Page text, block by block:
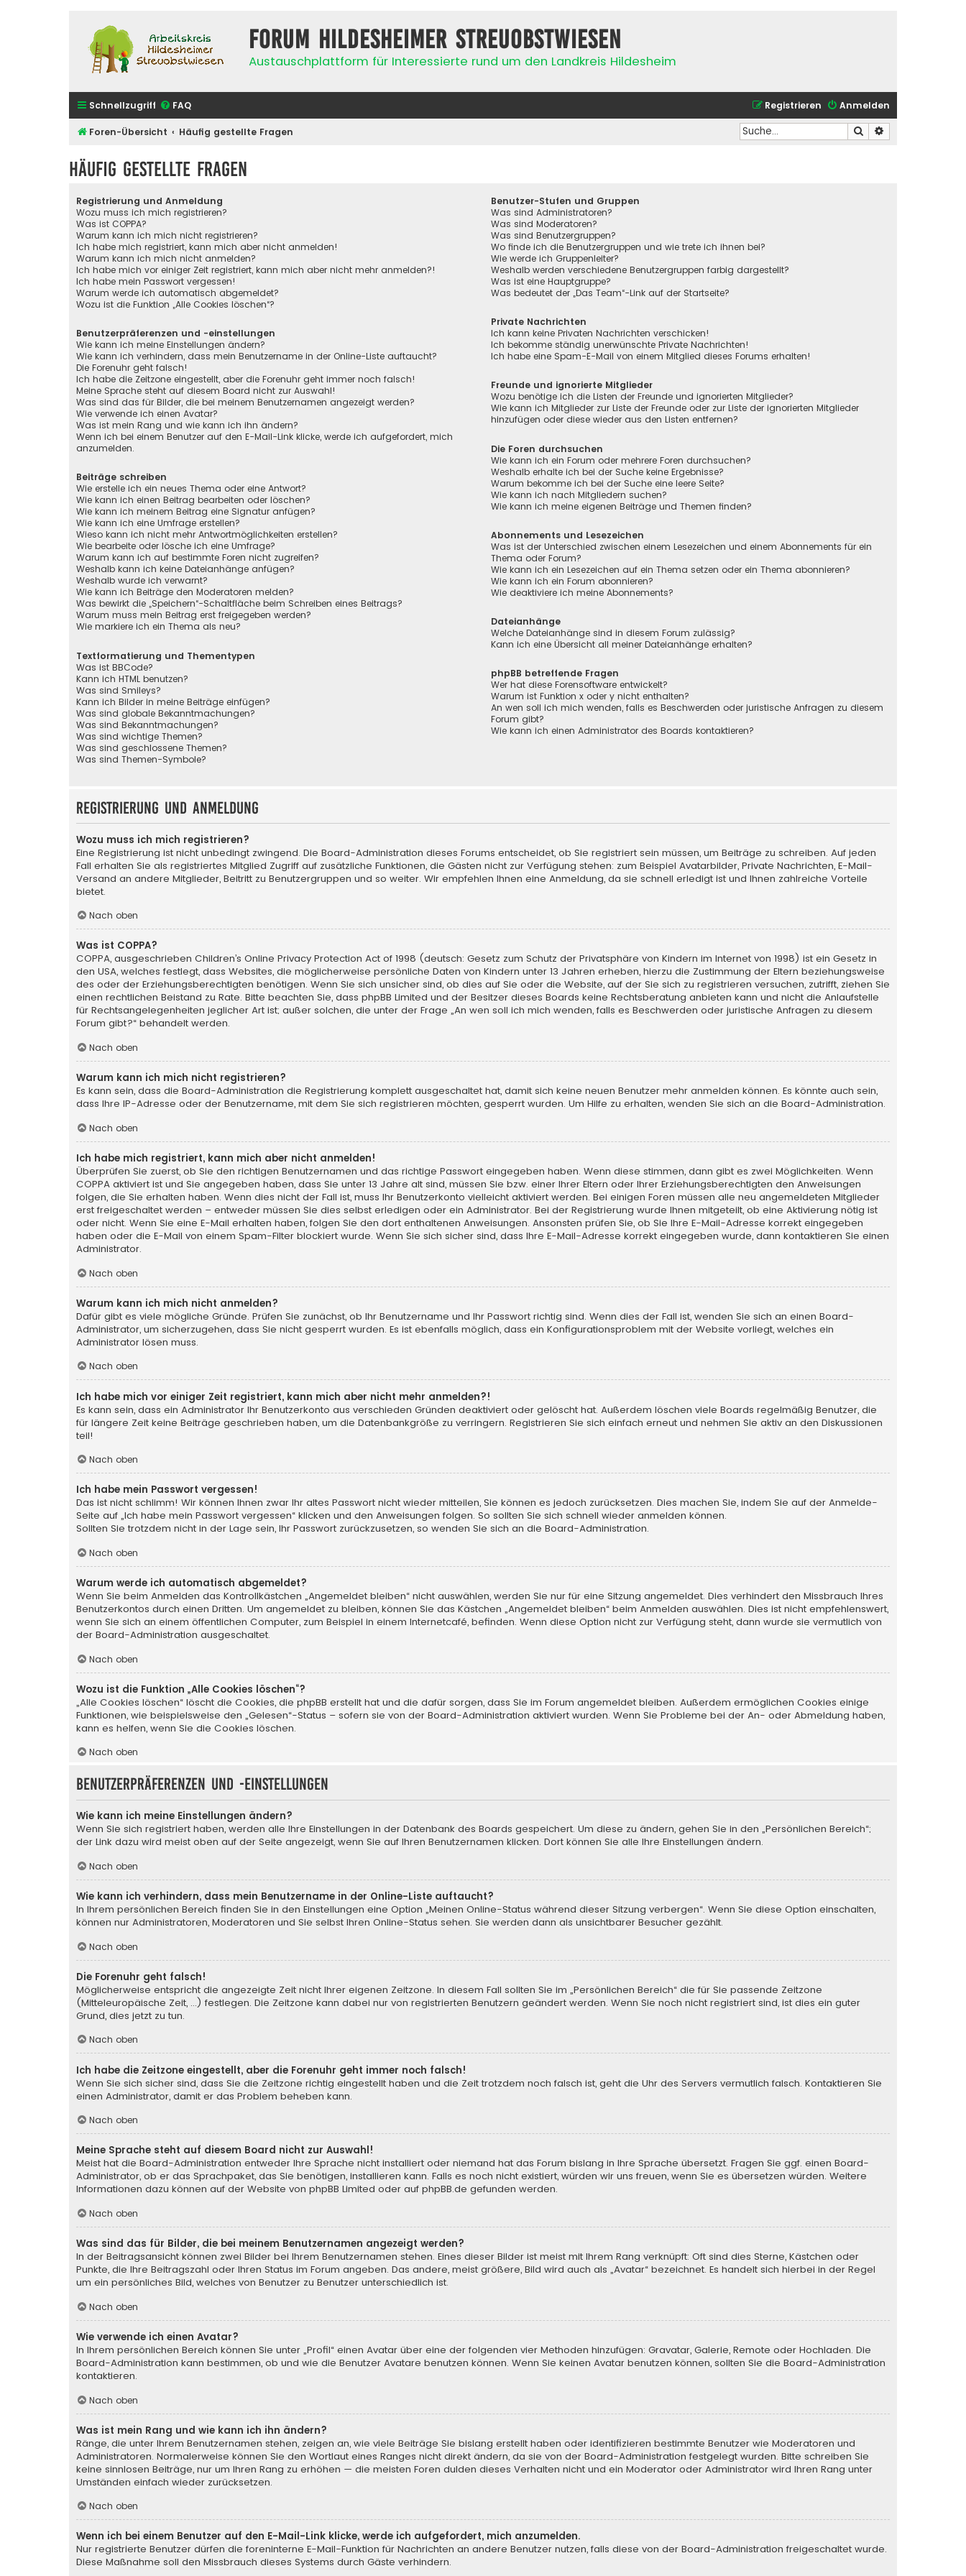
Forum Hildesheimer Streuobstwiesen
Austauschplattform für Interessierte rund um den Landkreis Hildesheim
Schnellzugriff FAQ Anmelden
Registrieren
Foren-Übersicht Häufig gestellte Fragen Suche
Häufig gestellte Fragen
Registrierung und Anmeldung
Wozu muss ich mich registrieren?
Was ist COPPA?
Warum kann ich mich nicht registrieren?
Ich habe mich registriert, kann mich aber nicht anmelden!
Warum kann ich mich nicht anmelden?
Ich habe mich vor einiger Zeit registriert, kann mich aber nicht mehr anmelden?!
Ich habe mein Passwort vergessen!
Warum werde ich automatisch abgemeldet?
Wozu ist die Funktion „Alle Cookies löschen“?
Benutzerpräferenzen und -einstellungen
Wie kann ich meine Einstellungen ändern?
Wie kann ich verhindern, dass mein Benutzername in der Online-Liste auftaucht?
Die Forenuhr geht falsch!
Ich habe die Zeitzone eingestellt, aber die Forenuhr geht immer noch falsch!
Meine Sprache steht auf diesem Board nicht zur Auswahl!
Was sind das für Bilder, die bei meinem Benutzernamen angezeigt werden?
Wie verwende ich einen Avatar?
Was ist mein Rang und wie kann ich ihn ändern?
Wenn ich bei einem Benutzer auf den E-Mail-Link klicke, werde ich aufgefordert, mich
anzumelden.
Beiträge schreiben
Wie erstelle ich ein neues Thema oder eine Antwort?
Wie kann ich einen Beitrag bearbeiten oder löschen?
Wie kann ich meinem Beitrag eine Signatur anfügen?
Wie kann ich eine Umfrage erstellen?
Wieso kann ich nicht mehr Antwortmöglichkeiten erstellen?
Wie bearbeite oder lösche ich eine Umfrage?
Warum kann ich auf bestimmte Foren nicht zugreifen?
Weshalb kann ich keine Dateianhänge anfügen?
Weshalb wurde ich verwarnt?
Wie kann ich Beiträge den Moderatoren melden?
Was bewirkt die „Speichern“-Schaltfläche beim Schreiben eines Beitrags?
Warum muss mein Beitrag erst freigegeben werden?
Wie markiere ich ein Thema als neu?
Textformatierung und Thementypen
Was ist BBCode?
Kann ich HTML benutzen?
Was sind Smileys?
Kann ich Bilder in meine Beiträge einfügen?
Was sind globale Bekanntmachungen?
Was sind Bekanntmachungen?
Was sind wichtige Themen?
Was sind geschlossene Themen?
Was sind Themen-Symbole?
Benutzer-Stufen und Gruppen
Was sind Administratoren?
Was sind Moderatoren?
Was sind Benutzergruppen?
Wo finde ich die Benutzergruppen und wie trete ich ihnen bei?
Wie werde ich Gruppenleiter?
Weshalb werden verschiedene Benutzergruppen farbig dargestellt?
Was ist eine Hauptgruppe?
Was bedeutet der „Das Team“-Link auf der Startseite?
Private Nachrichten
Ich kann keine Privaten Nachrichten verschicken!
Ich bekomme ständig unerwünschte Private Nachrichten!
Ich habe eine Spam-E-Mail von einem Mitglied dieses Forums erhalten!
Freunde und ignorierte Mitglieder
Wozu benötige ich die Listen der Freunde und ignorierten Mitglieder?
Wie kann ich Mitglieder zur Liste der Freunde oder zur Liste der ignorierten Mitglieder
hinzufügen oder diese wieder aus den Listen entfernen?
Die Foren durchsuchen
Wie kann ich ein Forum oder mehrere Foren durchsuchen?
Weshalb erhalte ich bei der Suche keine Ergebnisse?
Warum bekomme ich bei der Suche eine leere Seite?
Wie kann ich nach Mitgliedern suchen?
Wie kann ich meine eigenen Beiträge und Themen finden?
Abonnements und Lesezeichen
Was ist der Unterschied zwischen einem Lesezeichen und einem Abonnements für ein
Thema oder Forum?
Wie kann ich ein Lesezeichen auf ein Thema setzen oder ein Thema abonnieren?
Wie kann ich ein Forum abonnieren?
Wie deaktiviere ich meine Abonnements?
Dateianhänge
Welche Dateianhänge sind in diesem Forum zulässig?
Kann ich eine Übersicht all meiner Dateianhänge erhalten?
phpBB betreffende Fragen
Wer hat diese Forensoftware entwickelt?
Warum ist Funktion x oder y nicht enthalten?
An wen soll ich mich wenden, falls es Beschwerden oder juristische Anfragen zu diesem
Forum gibt?
Wie kann ich einen Administrator des Boards kontaktieren?
Registrierung und Anmeldung
Wozu muss ich mich registrieren?
Eine Registrierung ist nicht unbedingt zwingend. Die Board-Administration dieses Forums entscheidet, ob Sie registriert sein müssen, um Beiträge zu schreiben. Auf jeden
Fall erhalten Sie als registriertes Mitglied Zugriff auf zusätzliche Funktionen, die Gästen nicht zur Verfügung stehen: zum Beispiel Avatarbilder, Private Nachrichten, E-Mail-
Versand an andere Mitglieder, Beitritt zu Benutzergruppen und so weiter. Wir empfehlen Ihnen eine Anmeldung, da sie schnell erledigt ist und Ihnen zahlreiche Vorteile
bietet.
Nach oben
Was ist COPPA?
COPPA, ausgeschrieben Children’s Online Privacy Protection Act of 1998 (deutsch: Gesetz zum Schutz der Privatsphäre von Kindern im Internet von 1998) ist ein Gesetz in
den USA, welches festlegt, dass Websites, die möglicherweise persönliche Daten von Kindern unter 13 Jahren erheben, hierzu die Zustimmung der Eltern beziehungsweise
des oder der Erziehungsberechtigten benötigen. Wenn Sie sich unsicher sind, ob dies auf Sie oder die Website, auf der Sie sich zu registrieren versuchen, zutrifft, ziehen Sie
einen rechtlichen Beistand zu Rate. Bitte beachten Sie, dass phpBB Limited und der Besitzer dieses Boards keine Rechtsberatung anbieten kann und nicht die Anlaufstelle
für Rechtsangelegenheiten jeglicher Art ist; außer solchen, die unter der Frage „An wen soll ich mich wenden, falls es Beschwerden oder juristische Anfragen zu diesem
Forum gibt?“ behandelt werden.
Nach oben
Warum kann ich mich nicht registrieren?
Es kann sein, dass die Board-Administration die Registrierung komplett ausgeschaltet hat, damit sich keine neuen Benutzer mehr anmelden können. Es könnte auch sein,
dass Ihre IP-Adresse oder der Benutzername, mit dem Sie sich registrieren möchten, gesperrt wurden. Um Hilfe zu erhalten, wenden Sie sich an die Board-Administration.
Nach oben
Ich habe mich registriert, kann mich aber nicht anmelden!
Überprüfen Sie zuerst, ob Sie den richtigen Benutzernamen und das richtige Passwort eingegeben haben. Wenn diese stimmen, dann gibt es zwei Möglichkeiten. Wenn
COPPA aktiviert ist und Sie angegeben haben, dass Sie unter 13 Jahre alt sind, müssen Sie bzw. einer Ihrer Eltern oder Ihrer Erziehungsberechtigten den Anweisungen
folgen, die Sie erhalten haben. Wenn dies nicht der Fall ist, muss Ihr Benutzerkonto vielleicht aktiviert werden. Bei einigen Foren müssen alle neu angemeldeten Mitglieder
erst freigeschaltet werden – entweder müssen Sie dies selbst erledigen oder ein Administrator. Bei der Registrierung wurde Ihnen mitgeteilt, ob eine Aktivierung nötig ist
oder nicht. Wenn Sie eine E-Mail erhalten haben, folgen Sie den dort enthaltenen Anweisungen. Ansonsten prüfen Sie, ob Sie Ihre E-Mail-Adresse korrekt eingegeben
haben oder die E-Mail von einem Spam-Filter blockiert wurde. Wenn Sie sich sicher sind, dass Ihre E-Mail-Adresse korrekt eingegeben wurde, dann kontaktieren Sie einen
Administrator.
Nach oben
Warum kann ich mich nicht anmelden?
Dafür gibt es viele mögliche Gründe. Prüfen Sie zunächst, ob Ihr Benutzername und Ihr Passwort richtig sind. Wenn dies der Fall ist, wenden Sie sich an einen Board-
Administrator, um sicherzugehen, dass Sie nicht gesperrt wurden. Es ist ebenfalls möglich, dass ein Konfigurationsproblem mit der Website vorliegt, welches ein
Administrator lösen muss.
Nach oben
Ich habe mich vor einiger Zeit registriert, kann mich aber nicht mehr anmelden?!
Es kann sein, dass ein Administrator Ihr Benutzerkonto aus verschieden Gründen deaktiviert oder gelöscht hat. Außerdem löschen viele Boards regelmäßig Benutzer, die
für längere Zeit keine Beiträge geschrieben haben, um die Datenbankgröße zu verringern. Registrieren Sie sich einfach erneut und nehmen Sie aktiv an den Diskussionen
teil!
Nach oben
Ich habe mein Passwort vergessen!
Das ist nicht schlimm! Wir können Ihnen zwar Ihr altes Passwort nicht wieder mitteilen, Sie können es jedoch zurücksetzen. Dies machen Sie, indem Sie auf der Anmelde-
Seite auf „Ich habe mein Passwort vergessen“ klicken und den Anweisungen folgen. So sollten Sie sich schnell wieder anmelden können.
Sollten Sie trotzdem nicht in der Lage sein, Ihr Passwort zurückzusetzen, so wenden Sie sich an die Board-Administration.
Nach oben
Warum werde ich automatisch abgemeldet?
Wenn Sie beim Anmelden das Kontrollkästchen „Angemeldet bleiben“ nicht auswählen, werden Sie nur für eine Sitzung angemeldet. Dies verhindert den Missbrauch Ihres
Benutzerkontos durch einen Dritten. Um angemeldet zu bleiben, können Sie das Kästchen „Angemeldet bleiben“ beim Anmelden auswählen. Dies ist nicht empfehlenswert,
wenn Sie sich an einem öffentlichen Computer, zum Beispiel in einem Internetcafé, befinden. Wenn diese Option nicht zur Verfügung steht, dann wurde sie vermutlich von
der Board-Administration ausgeschaltet.
Nach oben
Wozu ist die Funktion „Alle Cookies löschen“?
„Alle Cookies löschen“ löscht die Cookies, die phpBB erstellt hat und die dafür sorgen, dass Sie im Forum angemeldet bleiben. Außerdem ermöglichen Cookies einige
Funktionen, wie beispielsweise den „Gelesen“-Status – sofern sie von der Board-Administration aktiviert wurden. Wenn Sie Probleme bei der An- oder Abmeldung haben,
kann es helfen, wenn Sie die Cookies löschen.
Nach oben
Benutzerpräferenzen und -einstellungen
Wie kann ich meine Einstellungen ändern?
Wenn Sie sich registriert haben, werden alle Ihre Einstellungen in der Datenbank des Boards gespeichert. Um diese zu ändern, gehen Sie in den „Persönlichen Bereich“;
der Link dazu wird meist oben auf der Seite angezeigt, wenn Sie auf Ihren Benutzernamen klicken. Dort können Sie alle Ihre Einstellungen ändern.
Nach oben
Wie kann ich verhindern, dass mein Benutzername in der Online-Liste auftaucht?
In Ihrem persönlichen Bereich finden Sie in den Einstellungen eine Option „Meinen Online-Status während dieser Sitzung verbergen“. Wenn Sie diese Option einschalten,
können nur Administratoren, Moderatoren und Sie selbst Ihren Online-Status sehen. Sie werden dann als unsichtbarer Besucher gezählt.
Nach oben
Die Forenuhr geht falsch!
Möglicherweise entspricht die angezeigte Zeit nicht Ihrer eigenen Zeitzone. In diesem Fall sollten Sie im „Persönlichen Bereich“ die für Sie passende Zeitzone
(Mitteleuropäische Zeit, ...) festlegen. Die Zeitzone kann dabei nur von registrierten Benutzern geändert werden. Wenn Sie noch nicht registriert sind, ist dies ein guter
Grund, dies jetzt zu tun.
Nach oben
Ich habe die Zeitzone eingestellt, aber die Forenuhr geht immer noch falsch!
Wenn Sie sich sicher sind, dass Sie die Zeitzone richtig eingestellt haben und die Zeit trotzdem noch falsch ist, geht die Uhr des Servers vermutlich falsch. Kontaktieren Sie
einen Administrator, damit er das Problem beheben kann.
Nach oben
Meine Sprache steht auf diesem Board nicht zur Auswahl!
Meist hat die Board-Administration entweder Ihre Sprache nicht installiert oder niemand hat das Forum bislang in Ihre Sprache übersetzt. Fragen Sie ggf. einen Board-
Administrator, ob er das Sprachpaket, das Sie benötigen, installieren kann. Falls es noch nicht existiert, würden wir uns freuen, wenn Sie es übersetzen würden. Weitere
Informationen dazu können auf der Website von phpBB Limited oder auf phpBB.de gefunden werden.
Nach oben
Was sind das für Bilder, die bei meinem Benutzernamen angezeigt werden?
In der Beitragsansicht können zwei Bilder bei Ihrem Benutzernamen stehen. Eines dieser Bilder ist meist mit Ihrem Rang verknüpft: Oft sind dies Sterne, Kästchen oder
Punkte, die Ihre Beitragszahl oder Ihren Status im Forum angeben. Das andere, meist größere, Bild wird auch als „Avatar“ bezeichnet. Es handelt sich hierbei in der Regel
um ein persönliches Bild, welches von Benutzer zu Benutzer unterschiedlich ist.
Nach oben
Wie verwende ich einen Avatar?
In Ihrem persönlichen Bereich können Sie unter „Profil“ einen Avatar über eine der folgenden vier Methoden hinzufügen: Gravatar, Galerie, Remote oder Hochladen. Die
Board-Administration kann bestimmen, ob und wie die Benutzer Avatare benutzen können. Wenn Sie keinen Avatar benutzen können, sollten Sie die Board-Administration
kontaktieren.
Nach oben
Was ist mein Rang und wie kann ich ihn ändern?
Ränge, die unter Ihrem Benutzernamen stehen, zeigen an, wie viele Beiträge Sie bislang erstellt haben oder identifizieren bestimmte Benutzer wie Moderatoren und
Administratoren. Normalerweise können Sie den Wortlaut eines Ranges nicht direkt ändern, da sie von der Board-Administration festgelegt wurden. Bitte schreiben Sie
keine sinnlosen Beiträge, nur um Ihren Rang zu erhöhen — die meisten Foren dulden dieses Verhalten nicht und ein Moderator oder Administrator wird Ihren Rang unter
Umständen einfach wieder zurücksetzen.
Nach oben
Wenn ich bei einem Benutzer auf den E-Mail-Link klicke, werde ich aufgefordert, mich anzumelden.
Nur registrierte Benutzer dürfen die foreninterne E-Mail-Funktion für Nachrichten an andere Benutzer nutzen, falls diese von der Board-Administration freigeschaltet wurde.
Diese Maßnahme soll den Missbrauch dieses Systems durch Gäste verhindern.